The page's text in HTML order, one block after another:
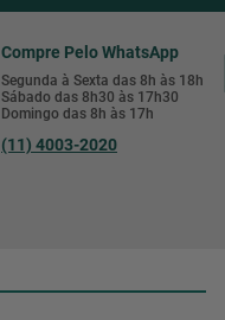
Compre Pelo WhatsApp
Segunda à Sexta das 8h às 18h
Sábado das 8h30 às 17h30
Domingo das 8h às 17h
(11) 4003-2020